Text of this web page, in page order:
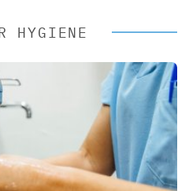
HYGIENE